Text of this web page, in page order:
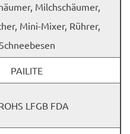
Milchschäumer,
Mini-Mixer, Rührer,
PAILITE
LFGB FDA